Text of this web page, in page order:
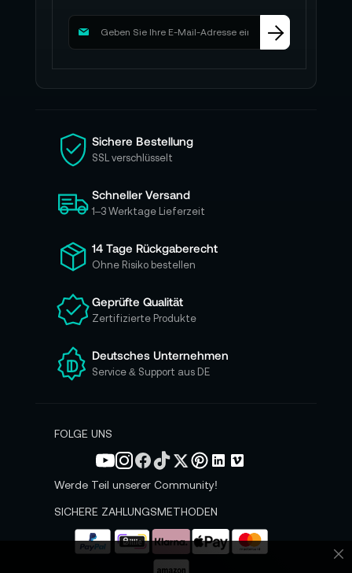
M
d
i
e
s
c
h
ü
r
u
e
e
n
N
s
e
Sichere Bestellung
SSL verschlüsselt
Schneller Versand
1–3 Werktage Lieferzeit
14 Tage Rückgaberecht
Ohne Risiko bestellen
Geprüfte Qualität
Zertifizierte Produkte
Deutsches Unternehmen
Service & Support aus DE
FOLGE UNS
Werde Teil unserer Community!
SICHERE ZAHLUNGSMETHODEN